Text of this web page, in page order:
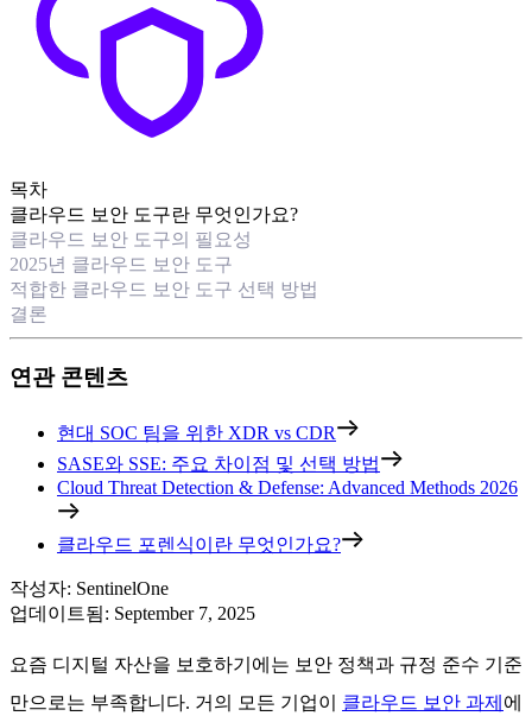
목차
클라우드 보안 도구란 무엇인가요?
클라우드 보안 도구의 필요성
2025년 클라우드 보안 도구
적합한 클라우드 보안 도구 선택 방법
결론
연관 콘텐츠
현대 SOC 팀을 위한 XDR vs CDR
SASE와 SSE: 주요 차이점 및 선택 방법
Cloud Threat Detection & Defense: Advanced Methods 2026
클라우드 포렌식이란 무엇인가요?
작성자: SentinelOne
업데이트됨: September 7, 2025
요즘 디지털 자산을 보호하기에는 보안 정책과 규정 준수 기준
만으로는 부족합니다. 거의 모든 기업이 클라우드 보안 과제 에